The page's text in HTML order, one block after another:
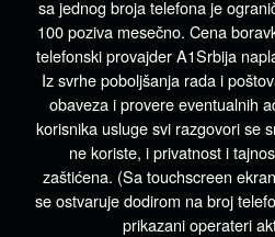
sa jednog broja telefona je
100 poziva mesečno. Cena
telefonski provajder A1Srbija
Iz svrhe poboljšanja rada i
obaveza i provere eventualnih
korisnika usluge svi razgovori se
ne koriste, i privatnost i
zaštićena. (Sa touchscreen
se ostvaruje dodirom na broj
prikazani operateri